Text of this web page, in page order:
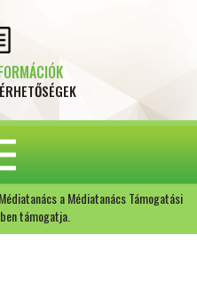
a Médiatanács Támogatási
támogatja.